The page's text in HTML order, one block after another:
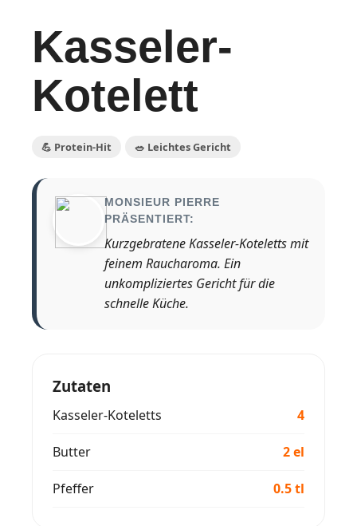
Kasseler-
Kotelett
💪 Protein-Hit 🥗 Leichtes Gericht
MONSIEUR PIERRE
PRÄSENTIERT:
Kurzgebratene Kasseler-Koteletts mit
feinem Raucharoma. Ein
unkompliziertes Gericht für die
schnelle Küche.
Zutaten
Kasseler-Koteletts 4
Butter 2 el
Pfeffer 0.5 tl